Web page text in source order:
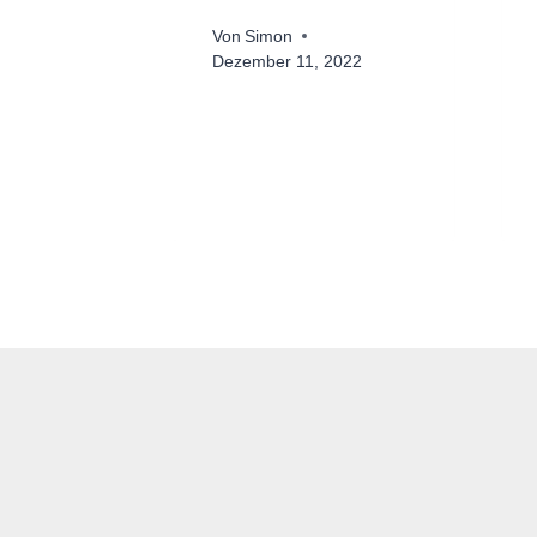
Von Simon
Dezember 11, 2022